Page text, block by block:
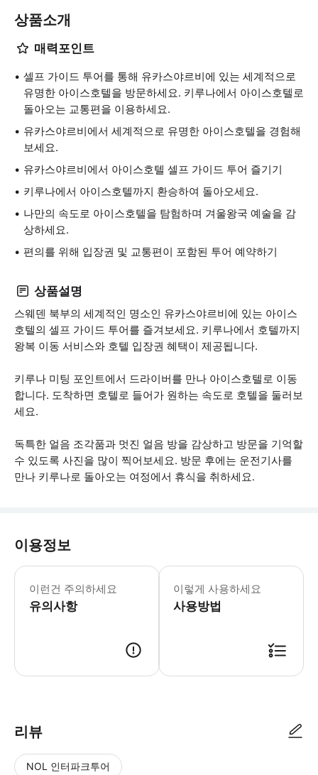
상품소개
매력포인트
셀프 가이드 투어를 통해 유카스야르비에 있는 세계적으로
유명한 아이스호텔을 방문하세요. 키루나에서 아이스호텔로
돌아오는 교통편을 이용하세요.
유카스야르비에서 세계적으로 유명한 아이스호텔을 경험해
보세요.
유카스야르비에서 아이스호텔 셀프 가이드 투어 즐기기
키루나에서 아이스호텔까지 환승하여 돌아오세요.
나만의 속도로 아이스호텔을 탐험하며 겨울왕국 예술을 감
상하세요.
편의를 위해 입장권 및 교통편이 포함된 투어 예약하기
상품설명
스웨덴 북부의 세계적인 명소인 유카스야르비에 있는 아이스
호텔의 셀프 가이드 투어를 즐겨보세요. 키루나에서 호텔까지
왕복 이동 서비스와 호텔 입장권 혜택이 제공됩니다.
키루나 미팅 포인트에서 드라이버를 만나 아이스호텔로 이동
합니다. 도착하면 호텔로 들어가 원하는 속도로 호텔을 둘러보
세요.
독특한 얼음 조각품과 멋진 얼음 방을 감상하고 방문을 기억할
수 있도록 사진을 많이 찍어보세요. 방문 후에는 운전기사를
만나 키루나로 돌아오는 여정에서 휴식을 취하세요.
이용정보
이런건 주의하세요
유의사항
총 투어 시간에는 아이스호텔 왕복 교
이렇게 사용하세요
사용방법
리뷰
NOL 인터파크투어